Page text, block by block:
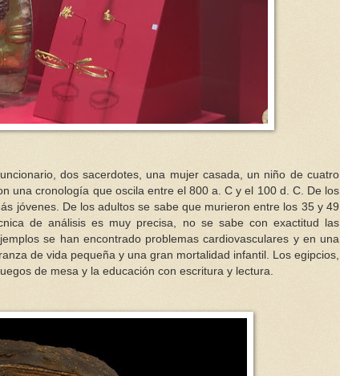
dos sacerdotes, una mujer casada, un niño de cuatro
una cronología que oscila entre el 800 a. C y el 100 d. C. De los
jóvenes. De los adultos se sabe que murieron entre los 35 y 49
de análisis es muy precisa, no se sabe con exactitud las
se han encontrado problemas cardiovasculares y en una
de vida pequeña y una gran mortalidad infantil. Los egipcios,
de mesa y la educación con escritura y lectura.